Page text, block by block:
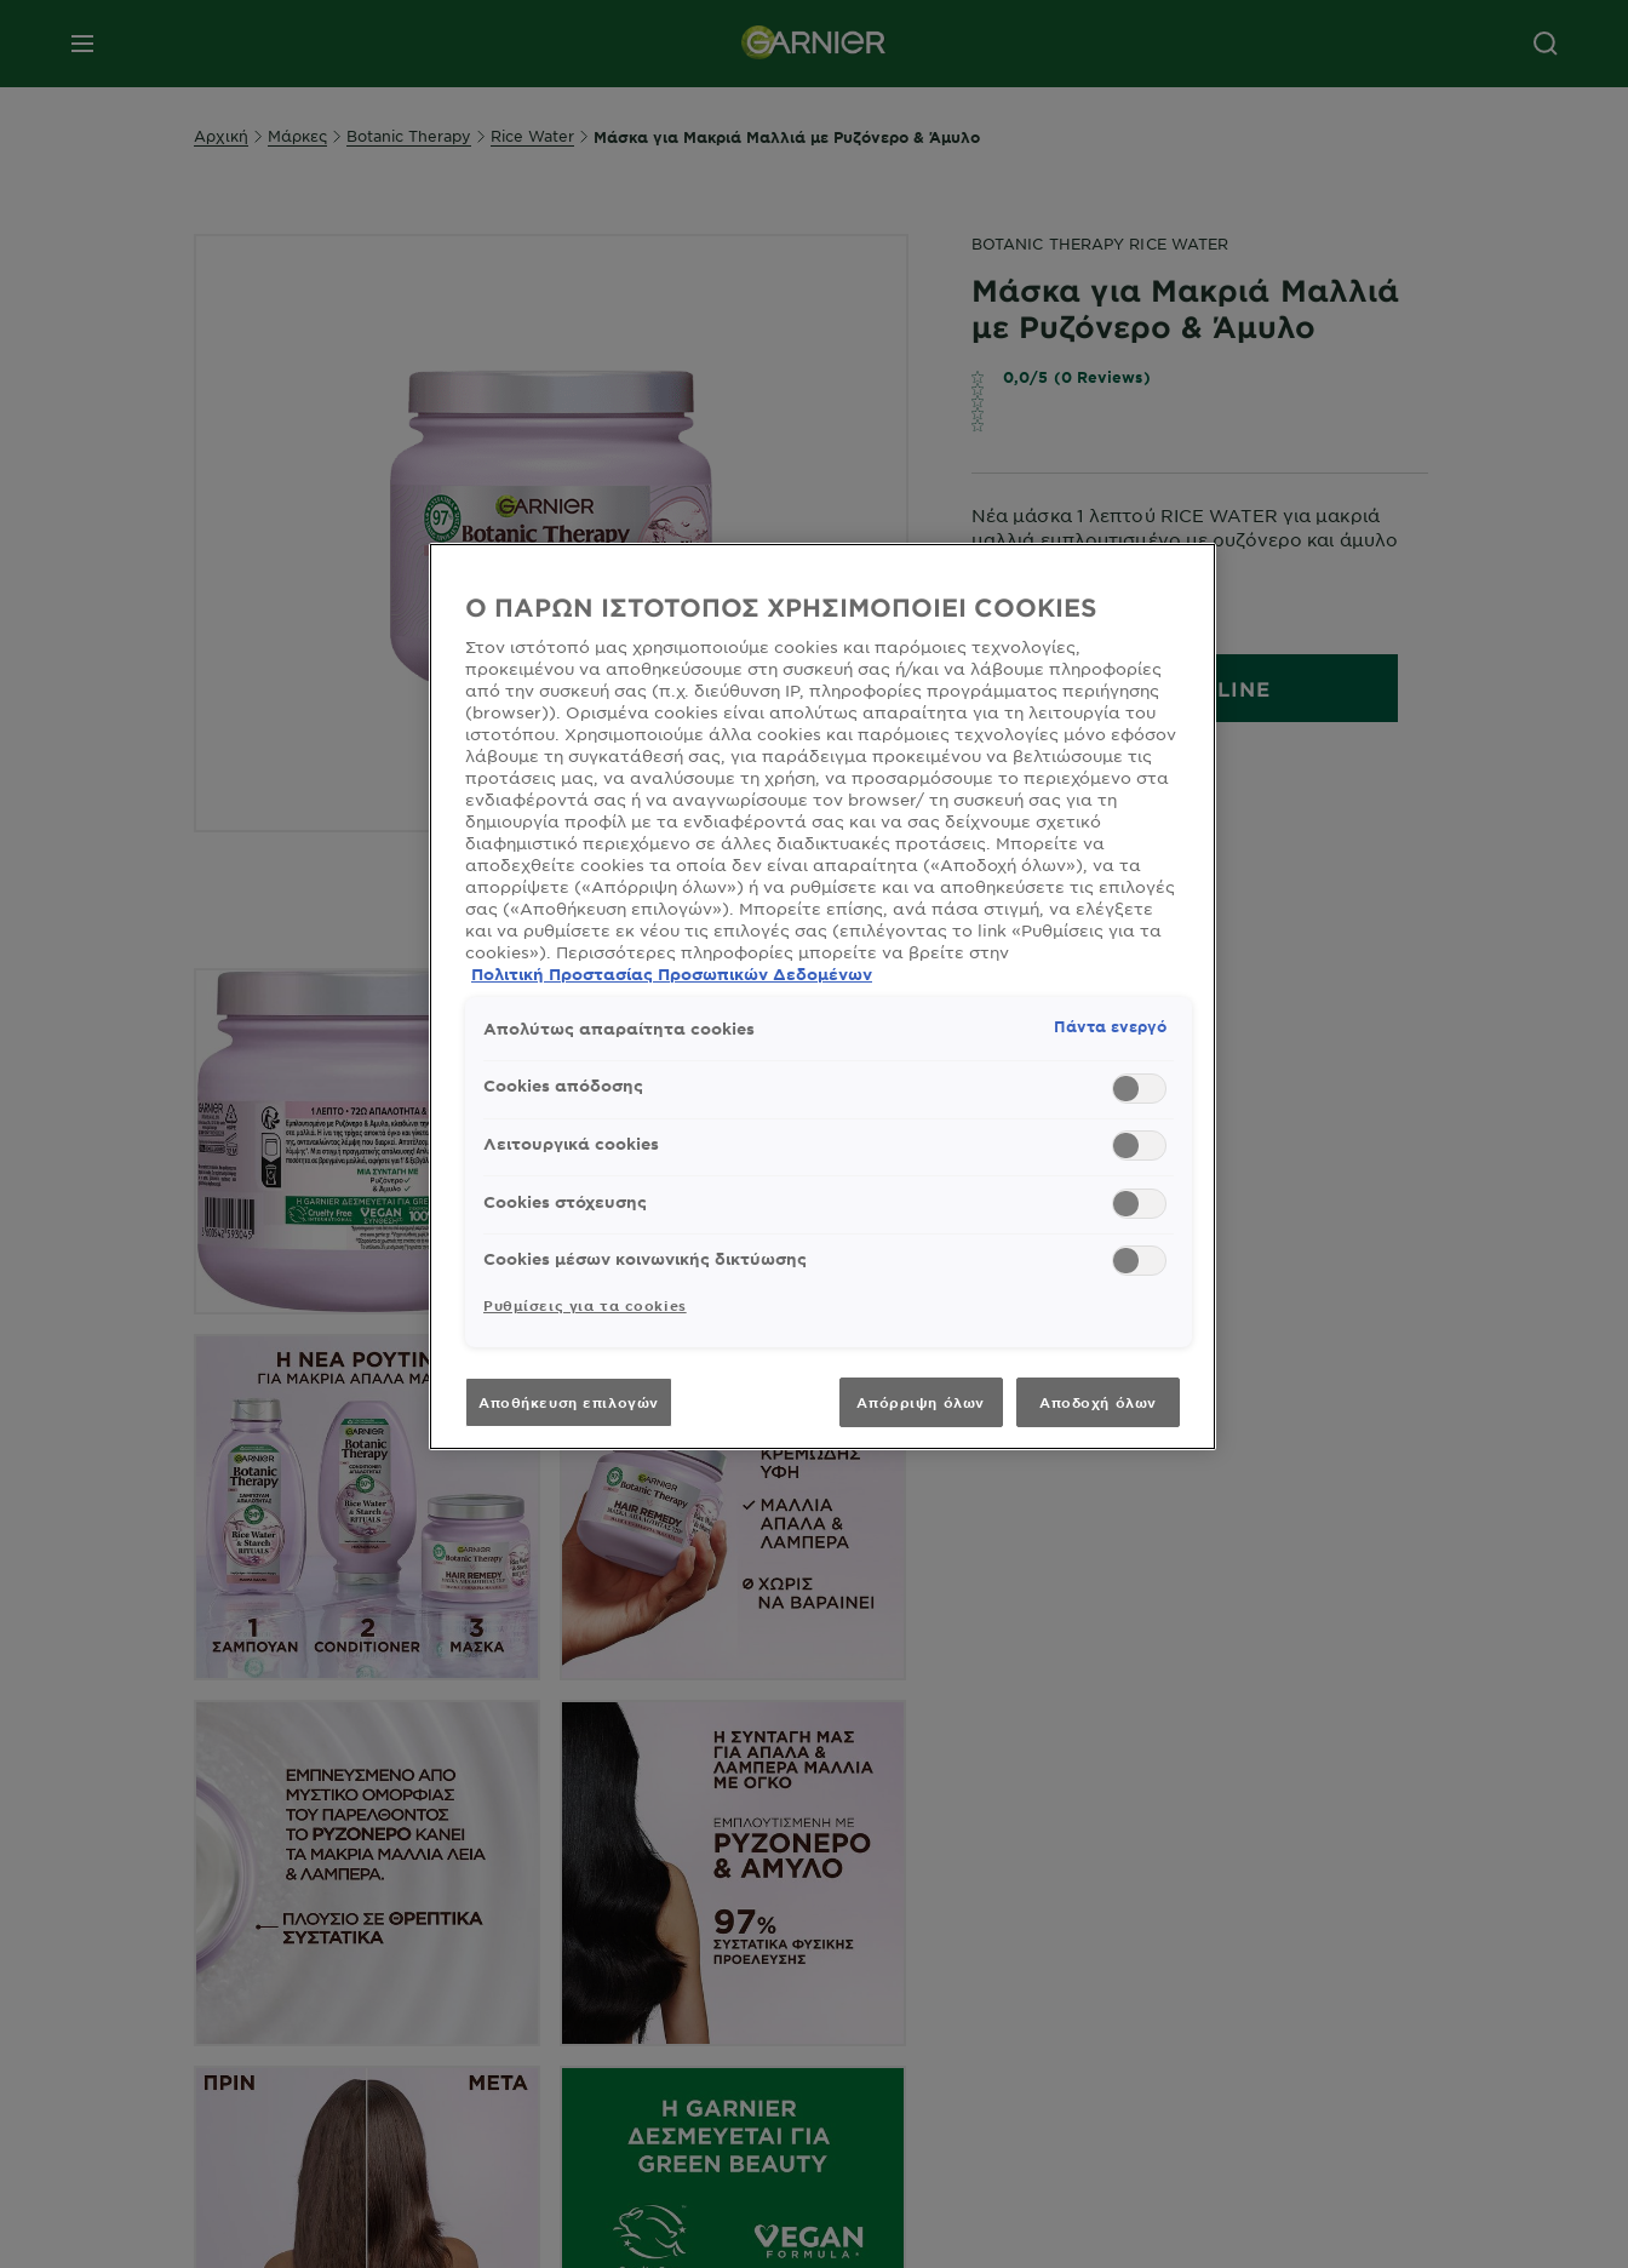
MENU
Αρχική Μάρκες Botanic Therapy Rice Water Μάσκα για Μακριά Μαλλιά με Ρυζόνερο & Άμυλο
BOTANIC THERAPY RICE WATER
Μάσκα για Μακριά Μαλλιά
με Ρυζόνερο & Άμυλο
0,0/5 (0 Reviews)
Νέα μάσκα 1 λεπτού RICE WATER για μακριά
μαλλιά εμπλουτισμένο με ρυζόνερο και άμυλο
ΜΈΓΕΘΟΣ 340ML
ΑΓΟΡΑ ONLINE
Ο ΠΑΡΩΝ ΙΣΤΟΤΟΠΟΣ ΧΡΗΣΙΜΟΠΟΙΕΙ COOKIES
Στον ιστότοπό μας χρησιμοποιούμε cookies και παρόμοιες τεχνολογίες,
προκειμένου να αποθηκεύσουμε στη συσκευή σας ή/και να λάβουμε πληροφορίες
από την συσκευή σας (π.χ. διεύθυνση IP, πληροφορίες προγράμματος περιήγησης
(browser)). Ορισμένα cookies είναι απολύτως απαραίτητα για τη λειτουργία του
ιστοτόπου. Χρησιμοποιούμε άλλα cookies και παρόμοιες τεχνολογίες μόνο εφόσον
λάβουμε τη συγκατάθεσή σας, για παράδειγμα προκειμένου να βελτιώσουμε τις
προτάσεις μας, να αναλύσουμε τη χρήση, να προσαρμόσουμε το περιεχόμενο στα
ενδιαφέροντά σας ή να αναγνωρίσουμε τον browser/ τη συσκευή σας για τη
δημιουργία προφίλ με τα ενδιαφέροντά σας και να σας δείχνουμε σχετικό
διαφημιστικό περιεχόμενο σε άλλες διαδικτυακές προτάσεις. Μπορείτε να
αποδεχθείτε cookies τα οποία δεν είναι απαραίτητα («Αποδοχή όλων»), να τα
απορρίψετε («Απόρριψη όλων») ή να ρυθμίσετε και να αποθηκεύσετε τις επιλογές
σας («Αποθήκευση επιλογών»). Μπορείτε επίσης, ανά πάσα στιγμή, να ελέγξετε
και να ρυθμίσετε εκ νέου τις επιλογές σας (επιλέγοντας το link «Ρυθμίσεις για τα
cookies»). Περισσότερες πληροφορίες μπορείτε να βρείτε στην
Πολιτική Προστασίας Προσωπικών Δεδομένων
Απολύτως απαραίτητα cookies Πάντα ενεργό
Cookies απόδοσης
Λειτουργικά cookies
Cookies στόχευσης
Cookies μέσων κοινωνικής δικτύωσης
Ρυθμίσεις για τα cookies
Αποθήκευση επιλογών Απόρριψη όλων Αποδοχή όλων